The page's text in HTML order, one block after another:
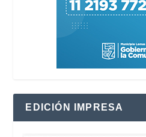
EDICIÓN IMPRESA